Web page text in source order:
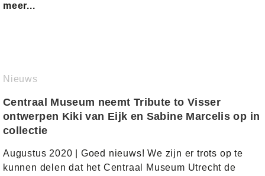
meer...
Nieuws
Centraal Museum neemt Tribute to Visser
ontwerpen Kiki van Eijk en Sabine Marcelis op in
collectie
Augustus 2020 | Goed nieuws! We zijn er trots op te
kunnen delen dat het Centraal Museum Utrecht de